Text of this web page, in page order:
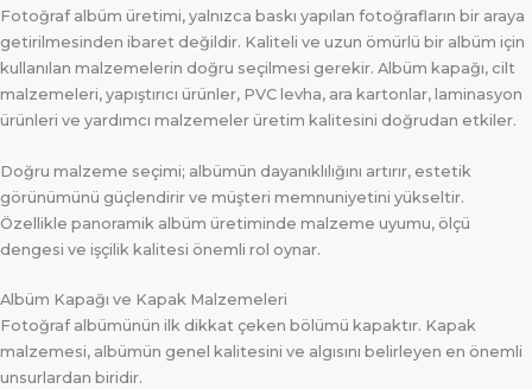
Fotoğraf albüm üretimi, yalnızca baskı yapılan fotoğrafların bir araya
getirilmesinden ibaret değildir. Kaliteli ve uzun ömürlü bir albüm için
kullanılan malzemelerin doğru seçilmesi gerekir. Albüm kapağı, cilt
malzemeleri, yapıştırıcı ürünler, PVC levha, ara kartonlar, laminasyon
ürünleri ve yardımcı malzemeler üretim kalitesini doğrudan etkiler.
Doğru malzeme seçimi; albümün dayanıklılığını artırır, estetik
görünümünü güçlendirir ve müşteri memnuniyetini yükseltir.
Özellikle panoramik albüm üretiminde malzeme uyumu, ölçü
dengesi ve işçilik kalitesi önemli rol oynar.
Albüm Kapağı ve Kapak Malzemeleri
Fotoğraf albümünün ilk dikkat çeken bölümü kapaktır. Kapak
malzemesi, albümün genel kalitesini ve algısını belirleyen en önemli
unsurlardan biridir.